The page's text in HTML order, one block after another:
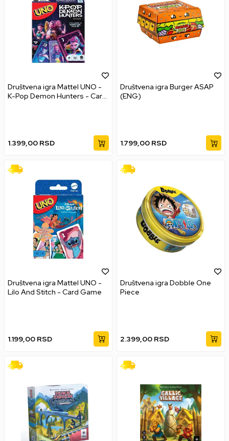
Društvena igra Mattel UNO -
K-Pop Demon Hunters - Card
1.399,00 RSD
Društvena igra Burger ASAP
(ENG)
1.799,00 RSD
Društvena igra Mattel UNO -
Lilo And Stitch - Card Game
1.199,00 RSD
Društvena igra Dobble One
Piece
2.399,00 RSD